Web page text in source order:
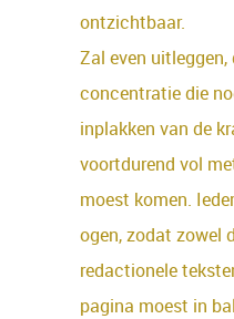
ontzichtbaar.
Zal even
concentratie die
inplakken van de
voortdurend vol
moest komen.
ogen, zodat zowel
redactionele
pagina moest in